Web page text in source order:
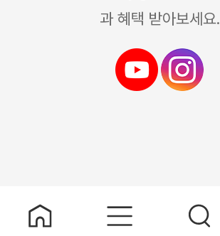
과 혜택 받아보세요.